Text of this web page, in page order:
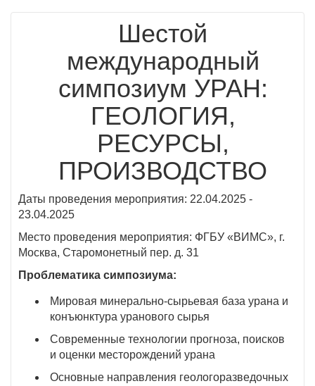
Шестой
международный
симпозиум УРАН:
ГЕОЛОГИЯ,
РЕСУРСЫ,
ПРОИЗВОДСТВО
Даты проведения мероприятия: 22.04.2025 -
23.04.2025
Место проведения мероприятия: ФГБУ «ВИМС», г.
Москва, Старомонетный пер. д. 31
Проблематика симпозиума:
Мировая минерально-сырьевая база урана и
конъюнктура уранового сырья
Современные технологии прогноза, поисков
и оценки месторождений урана
Основные направления геологоразведочных